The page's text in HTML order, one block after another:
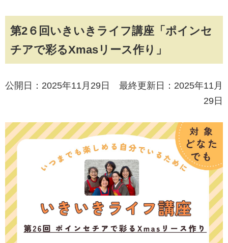
第2６回いきいきライフ講座「ポインセ
チアで彩るXmasリース作り」
公開日：2025年11月29日 最終更新日：2025年11月
29日